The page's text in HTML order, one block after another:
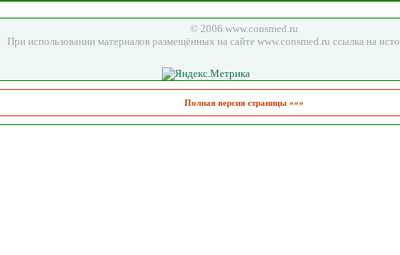
© 2006 www.consmed.ru
При использовании материалов размещённых на сайте www.consmed.ru ссылка на
Полная версия страницы »»»